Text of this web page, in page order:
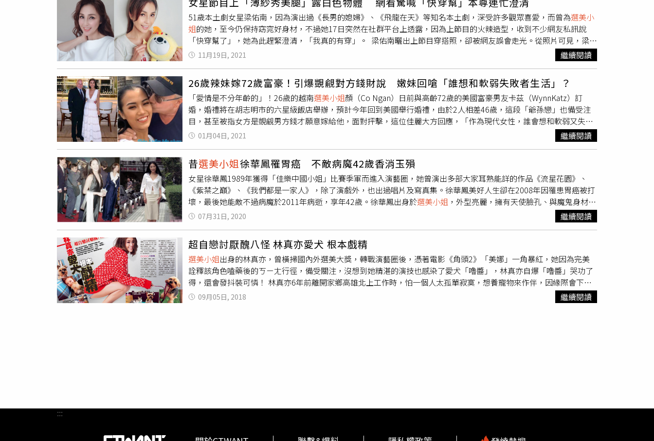
萬名粉絲，還擁有亮眼學歷，畢業於基輔斯拉夫斯提克大學（Slavistik University）行銷與市場管理學系，能說5國語
言，除當過翻譯，也曾在土耳其擔任模特兒、公關經理。蕾娜常在IG發出參與漆彈運動的照片。（圖／翻攝自
IG@anastasiia.lenna）從她發在社群平台上的照片可以發現，萊娜平時就很喜歡漆彈等射擊運動，如今她響應國家號
召，報導就寫道「她似乎已經將塑料顆粒換成了鉛彈」，萊娜自戰爭爆發後，也運用她的影響力，不斷在網路上呼籲民
眾為烏國軍隊捐款。俄烏戰爭爆發以來，俄國軍隊不斷發出捷報，不過烏克蘭今日發出消息打臉，俄羅斯總統普丁的
「4天獲勝」目標失敗，烏克蘭駐美大使館少將克雷梅內茨基（Borys Kremenetsky）也召開記者會，表示烏軍至今已
俘虜了約200名俄羅斯士兵，「其中一些只有19歲，根本沒有受過訓練，裝備很差」，他也強調「我們根據《日內瓦公
約》和國際人道主義對待他們，士兵被允許打電話給他們的父母，並且獲得足夠的食物與水」。烏克蘭駐美大使館少將
克雷梅內茨基。（圖／翻攝自@GaroweOnline）
51歲本土劇女星梁佑南，因為演出過《長男的媳婦》、《飛龍在天》等知名本土劇，深受許多觀眾喜愛，而曾為選美小
姐的她，至今仍保持窈窕好身材，不過她17日突然在社群平台上透露，因為上節目的火辣造型，收到不少網友私訊說
「快穿幫了」，她為此趕緊澄清，「我真的有穿」。 梁佑南曬出上節目穿搭照，卻被網友誤會走光。從照片可見，梁佑
南穿著藍綠色薄紗錄影，上衣只遮到大腿，讓她白皙又修長的美腿完美的被展露出來，她在臉書表示，「猛一看，大家
都以為我是下半身失蹤的穿法，真的很冤枉！我有穿白色短褲，剛剛好被遮掉」。梁佑南特別把白色短褲圈起來，否認
走光。（她會這麼說，原來是有網友看到照片後，傳私訊跟她表示「快穿幫了」，不過梁佑南澄清，「我謝謝對方好
意，但是我還是要說 我真的有穿白色短褲」，她還特地PO出放大的細節照，並把自己的白色短褲圈起來，澄清走光說
法。許多網友看到貼文後也紛紛笑回梁又南，「腿太長也是不得已的」、「失蹤的白短褲」、「腿太長 看不到白色短褲
了」，甚至有網友還稱讚梁佑南，「誰叫姐太辣」。
11月19日, 2021 繼續閱讀
26歲辣妹嫁72歲富豪！引爆覬覦對方錢財說 嫩妹回嗆「誰想和軟弱失敗者生活」？
「愛情是不分年齡的」！26歲的越南選美小姐顏（Co Ngan）日前與高齡72歲的美國富豪男友卡茲（WynnKatz）訂
婚，婚禮將在胡志明市的六星級飯店舉辦，預計今年回到美國舉行婚禮，由於2人相差46歲，這段「爺孫戀」也備受注
目，甚至被指女方是覬覦男方錢才願意嫁給他，面對抨擊，這位佳麗大方回應，「作為現代女性，誰會想和軟弱又失敗
的人一起生活」。26歲的越南
顏與高齡72歲的美國富豪男友卡茲。（圖／翻攝自cokimngan IG）根據越南的雜
誌《Afamily》報導，經常參加選美比賽的顏，多年前透過Instagram認識同樣在時尚產業工作的卡茲，根據顏表示，2人
第一次見面時，卡茲正好要到越南出差，因此就相約在餐廳用餐，卡茲也在這次碰到顏，深深被這位女性吸引，卡茲當
下對她告白並承諾，只要與他交往，他將會給她所有想要的一切，在對方的猛烈追求下，顏終於接受了卡茲。26歲的越
南選美小姐顏與高齡72歲的美國富豪男友卡茲。（圖／翻攝自cokimngan IG）在交往過程中，卡茲除了帶著年輕的顏在
世界各地旅行，2人在大陸旅遊時，卡茲特地在上海為顏舉辦了一場盛大的生日派對。由於顏和卡茲都工作繁忙，因平
時又分隔在越南和美國，儘管2人約好每個月都要空出時間一起旅遊，但卡茲無法每次都赴約，這令顏相當不安，卡茲
於是在2020年6月，在南韓首爾旅遊時，閃電向顏求婚。儘管年齡相差46歲，但2人的愛情依舊獲得雙方父母的支持。
（圖／翻攝自cokimngan IG）儘管年齡相差46歲，但卡茲也獲得顏的父母支持，不僅如此，卡茲的兒子與繼女也非常高
興地接受了新媽媽。對於這段佳話，卻也引起外界熱議，認為顏是因為錢才選擇和卡茲在一起，面對輿論抨擊，顏則是
坦蕩蕩的表示，「作為現代女性，誰會想和軟弱又失敗的人一起生活」？她也坦言，在面對愛情時，還是必須考慮到金
錢問題。
01月04日, 2021 繼續閱讀
昔選美小姐徐華鳳罹胃癌 不敵病魔42歲香消玉殞
女星徐華鳳1989年獲得「佳樂中國小姐」比賽季軍而進入演藝圈，她曾演出多部大家耳熟能詳的作品《流星花園》、
《紫禁之巔》、《我們都是一家人》，除了演戲外，也出過唱片及寫真集。徐華鳳美好人生卻在2008年因罹患胃癌被打
壞，最後她能敵不過病魔於2011年病逝，享年42歲。徐華鳳出身於選美小姐 ，外型亮麗，擁有天使臉孔、與魔鬼身材，
以性感出名的她也出過寫真集，加上聲音甜美、個性開朗，異性緣相當好，她曾與港星溫兆倫、導演徐忠華、女經紀人
傳過緋聞，因此被爆出雷絲邊傳聞。2004年徐華鳳被爆出與已婚富商湯偉時同居，她被視為第三者，但雙方不畏言論風
波，穩定交往4年後，徐華鳳被診斷出胃癌第三期，緊急動刀將胃切除，2009年兩人結婚。婚後湯偉時擔起照顧徐華鳳
的責任，一路陪伴她做任何手術與治療。徐華鳳罹癌期間保時樂觀心情，還擔任抗癌大使，時常以自身經驗鼓勵病友
們，才能戰勝病魔；不過她在2011年癌細胞擴散，導致器官衰竭，最終在台中榮民總醫院病逝，享年42歲。
07月31日, 2020 繼續閱讀
超自戀討厭醜八怪 林真亦愛犬 根本戲精
選美小姐出身的林真亦，曾橫掃國內外選美大獎，轉戰演藝圈後，憑著電影《角頭2》「美娜」一角暴紅，她因為完美
詮釋該角色嗑藥後的ㄎㄧㄤ行徑，備受關注，沒想到她精湛的演技也感染了愛犬「嚕醬」，林真亦自爆「嚕醬」哭功了
得，還會發抖裝可憐！ 林真亦6年前離開家鄉高雄北上工作時，怕一個人太孤單寂寞，想養寵物來作伴，因緣際會下在
寵物店「拯救」了才3、4個月大的約克夏犬「嚕醬」，「那時候店員說牠因為天生腳有問題，再沒有人要養就會被送
走，我就帶牠回家了。」超級自戀 不屑同類 為了讓愛犬「嚕醬」社會化，林真亦在臉書加入約克夏社團，帶著「嚕醬」
或許是在主人的耳濡目染下，聰明伶俐的牠不但多才多藝，還有一身精湛「演技」，「坐下、握手、開槍要倒地等基本
小寶寶只會用哭來表達需求，沒想到一旁的「嚕醬」竟有樣學樣，自此只要想進林真亦的房間，就會坐在房間門口又哭
09月05日, 2018 繼續閱讀
:::